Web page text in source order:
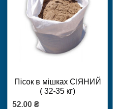
Пісок в мішках СІЯНИЙ
( 32-35 кг)
52.00 ₴